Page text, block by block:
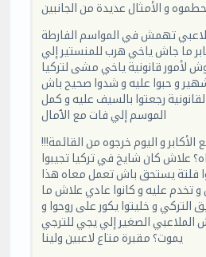
و الأمثال عديدة من الجانبين
تهمش في المواسم الفارطة
ما جاش ياخي هرب للمنستير إلي
لأمور قانونية ياخي مشى لتركيا
و حبوا عليه و شدوا صحيح باش
رجعتوا بالسيف عليه و كمل
الموسم إلي فات مع الٱمال
و اليوم خرجوه من القائمة!!!
علاش كان شايخ في تركيا تجيبوا
فلتة يستحق باش تعمل معاه هذا
و تخدم عليه و كانوا عادي علاش ما
و خليتوا يكور على روحوا و
الملاعبي الصغير إلي يجي للترجي
يموت؟ مقبرة متاع لاعبين ولينا